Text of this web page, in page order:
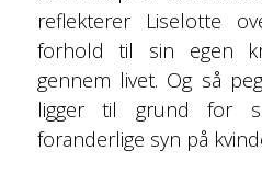
reflekterer Liselotte
forhold til sin egen
gennem livet. Og så
ligger til grund for
foranderlige syn på